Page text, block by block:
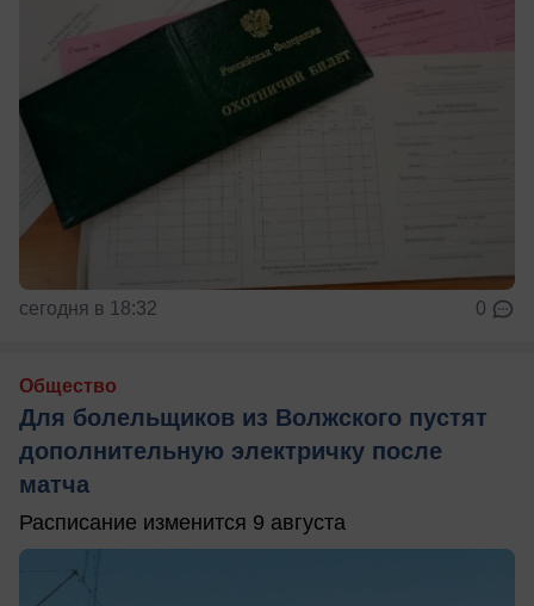
сегодня в 18:32 0
Общество
Для болельщиков из Волжского пустят
дополнительную электричку после
матча
Расписание изменится 9 августа